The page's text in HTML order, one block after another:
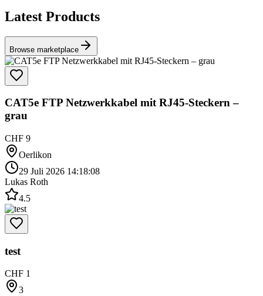
Latest Products
Browse marketplace
CAT5e FTP Netzwerkkabel mit RJ45-Steckern –
grau
CHF 9
Oerlikon
29 Juli 2026 14:18:08
Lukas Roth
4.5
test
CHF 1
3